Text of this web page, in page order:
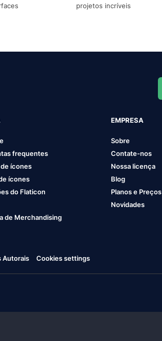
projetos incríveis
frequentes
ícones
ícones
do Flaticon
de Merchandising
EMPRESA
Sobre
Contate-nos
Nossa licença
Blog
Planos e Preços
Novidades
Autorais Cookies settings